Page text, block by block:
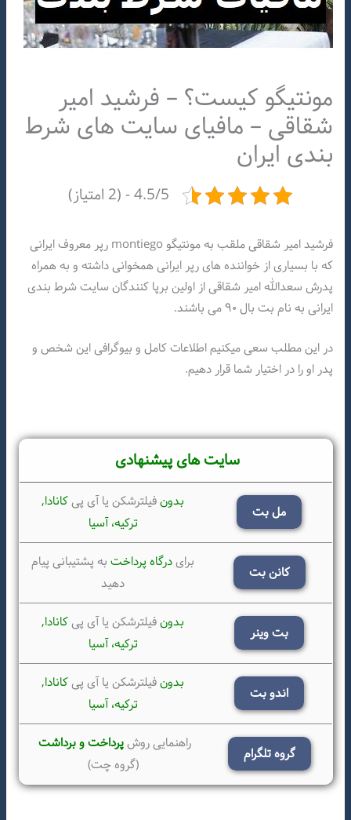
مونتیگو کیست؟ – فرشید امیر
شقاقی – مافیای سایت های شرط
بندی ایران
4.5/5 - (2 امتیاز)
فرشید امیر شقاقی ملقب به مونتیگو montiego رپر معروف ایرانی
که با بسیاری از خواننده های رپر ایرانی همخوانی داشته و به همراه
پدرش سعدالله امیر شقاقی از اولین برپا کنندگان سایت شرط بندی
ایرانی به نام بت بال ۹۰ می باشند.
در این مطلب سعی میکنیم اطلاعات کامل و بیوگرافی این شخص و
پدر او را در اختیار شما قرار دهیم.
سایت های پیشنهادی
مل بت
بدونفیلترشکن یا آی پیکانادا,
ترکیه، آسیا
کانن بت
برایدرگاه پرداختبه پشتیبانی پیام
دهید
بت وینر
بدونفیلترشکن یا آی پیکانادا,
ترکیه، آسیا
اندو بت
بدونفیلترشکن یا آی پیکانادا,
ترکیه، آسیا
گروه تلگرام
راهنمایی روشپرداخت و برداشت
(گروه چت)